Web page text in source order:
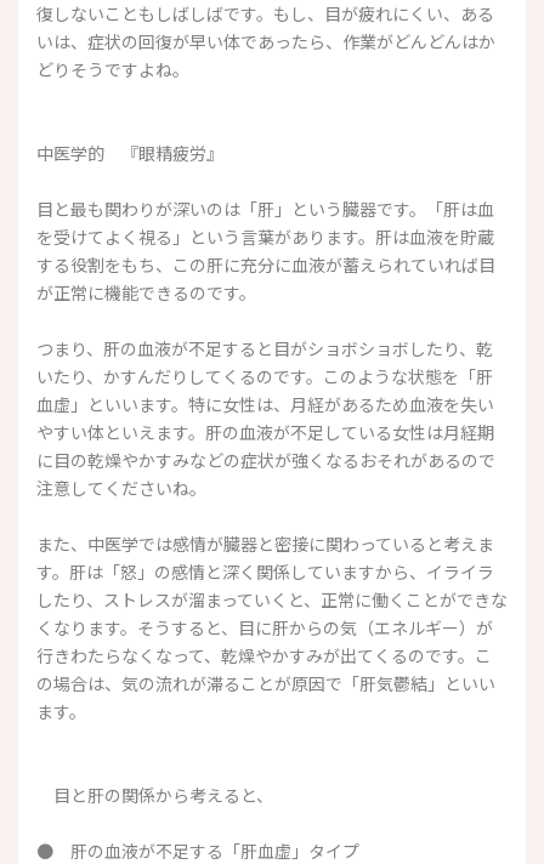
復しないこともしばしばです。もし、目が疲れにくい、ある
いは、症状の回復が早い体であったら、作業がどんどんはか
どりそうですよね。
中医学的 『眼精疲労』
目と最も関わりが深いのは「肝」という臓器です。「肝は血
を受けてよく視る」という言葉があります。肝は血液を貯蔵
する役割をもち、この肝に充分に血液が蓄えられていれば目
が正常に機能できるのです。
つまり、肝の血液が不足すると目がショボショボしたり、乾
いたり、かすんだりしてくるのです。このような状態を「肝
血虚」といいます。特に女性は、月経があるため血液を失い
やすい体といえます。肝の血液が不足している女性は月経期
に目の乾燥やかすみなどの症状が強くなるおそれがあるので
注意してくださいね。
また、中医学では感情が臓器と密接に関わっていると考えま
す。肝は「怒」の感情と深く関係していますから、イライラ
したり、ストレスが溜まっていくと、正常に働くことができな
くなります。そうすると、目に肝からの気（エネルギー）が
行きわたらなくなって、乾燥やかすみが出てくるのです。こ
の場合は、気の流れが滞ることが原因で「肝気鬱結」といい
ます。
目と肝の関係から考えると、
● 肝の血液が不足する「肝血虚」タイプ